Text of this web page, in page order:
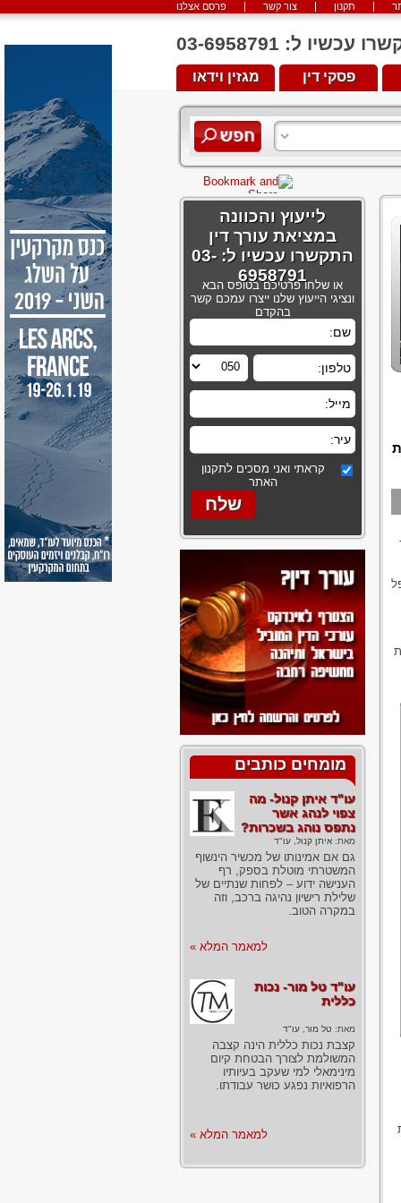
פרסם אצלנו צור קשר תקנון
ל: 03-6958791
מגזין וידאו פסקי דין
לייעוץ והכוונה
במציאת עורך דין
התקשרו עכשיו ל: 03-
6958791
או שלחו פרטיכם בטופס הבא
ונציגי הייעוץ שלנו ייצרו עמכם קשר
בהקדם
קראתי ואני מסכים לתקנון
האתר
מומחים כותבים
עו"ד איתן קנול- מה
צפוי לנהג אשר
נתפס נוהג בשכרות?
מאת: איתן קנול, עו"ד
גם אם אמינותו של מכשיר הינשוף
המשטרתי מוטלת בספק, רף
הענישה ידוע – לפחות שנתיים של
שלילת רישיון נהיגה ברכב, וזה
במקרה הטוב.
למאמר המלא »
עו"ד טל מור- נכות
כללית
מאת: טל מור, עו"ד
קצבת נכות כללית הינה קצבה
המשולמת לצורך הבטחת קיום
מינימאלי למי שעקב בעיותיו
הרפואיות נפגע כושר עבודתו.
למאמר המלא »